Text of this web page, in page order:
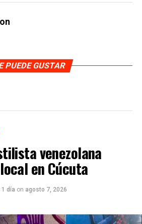
PUEDE GUSTAR
venezolana
en Cúcuta
1 día on agosto 7, 2026